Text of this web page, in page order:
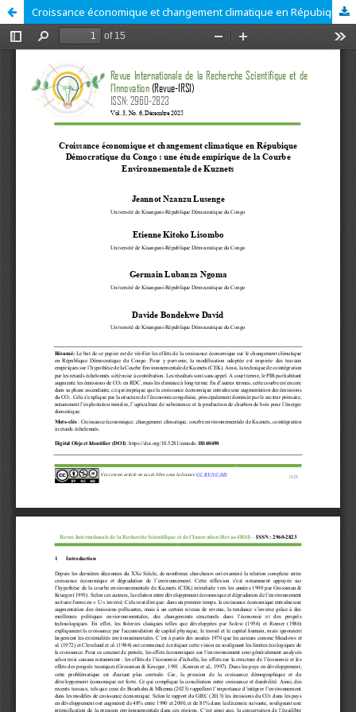
Croissance économique et changement climatique en Répubique Démocratique du Congo : une étude empirique de la Courbe Environnementale de Kuznets